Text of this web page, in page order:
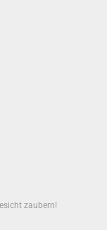
zaubern!